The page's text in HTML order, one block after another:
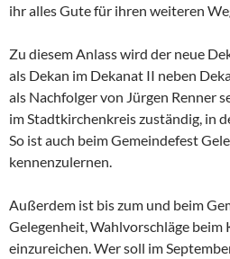
ihr alles Gute für ihren weiteren
Zu diesem Anlass wird der neue
als Dekan im Dekanat II neben
als Nachfolger von Jürgen Renner
im Stadtkirchenkreis zuständig, in
So ist auch beim Gemeindefest
kennenzulernen.
Außerdem ist bis zum und beim
Gelegenheit, Wahlvorschläge beim
einzureichen. Wer soll im